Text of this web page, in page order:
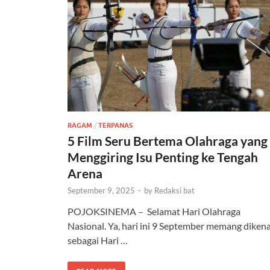
RAGAM / TERPANAS
5 Film Seru Bertema Olahraga yang
Menggiring Isu Penting ke Tengah
Arena
September 9, 2025 - by Redaksi bat
POJOKSINEMA – Selamat Hari Olahraga
Nasional. Ya, hari ini 9 September memang
sebagai Hari …